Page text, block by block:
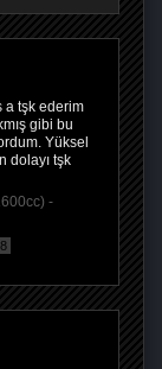
a tşk ederim
gibi bu
Yüksel
dolayı tşk
-